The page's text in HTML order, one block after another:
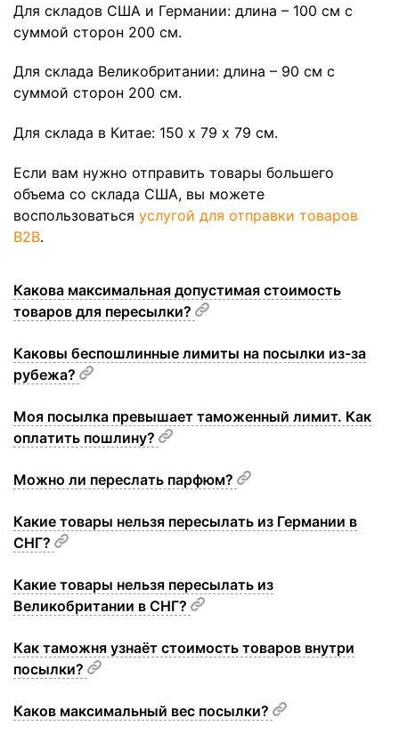
Для складов США и Германии: длина – 100 см c
суммой сторон 200 см.
Для склада Великобритании: длина – 90 см c
суммой сторон 200 см.
Для склада в Китае: 150 х 79 х 79 см.
Если вам нужно отправить товары большего
объема со склада США, вы можете
воспользоваться услугой для отправки товаров
B2B.
Какова максимальная допустимая стоимость
товаров для пересылки?
Каковы беспошлинные лимиты на посылки из-за
рубежа?
Моя посылка превышает таможенный лимит. Как
оплатить пошлину?
Можно ли переслать парфюм?
Какие товары нельзя пересылать из Германии в
СНГ?
Какие товары нельзя пересылать из
Великобритании в СНГ?
Как таможня узнаёт стоимость товаров внутри
посылки?
Каков максимальный вес посылки?